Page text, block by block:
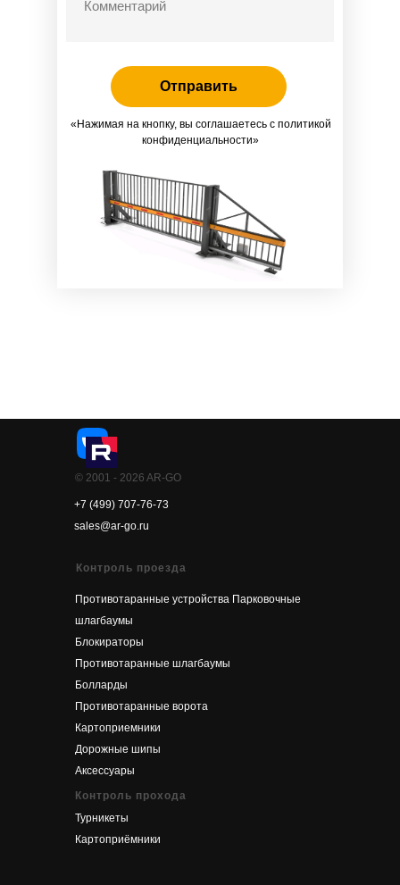
«Нажимая на кнопку, вы соглашаетесь c политикой
конфиденциальности»
Отправить
Контроль проезда
Противотаранные устройства Парковочные
шлагбаумы
Блокираторы
Противотаранные шлагбаумы
Болларды
Противотаранные ворота
Картоприемники
Дорожные шипы
Аксессуары
Контроль прохода
Турникеты
Картоприёмники
© 2001 - 2026 AR-GO
+7 (499) 707-76-73
sales@ar-go.ru